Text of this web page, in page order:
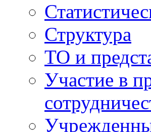
Структура
ТО и
Участие в